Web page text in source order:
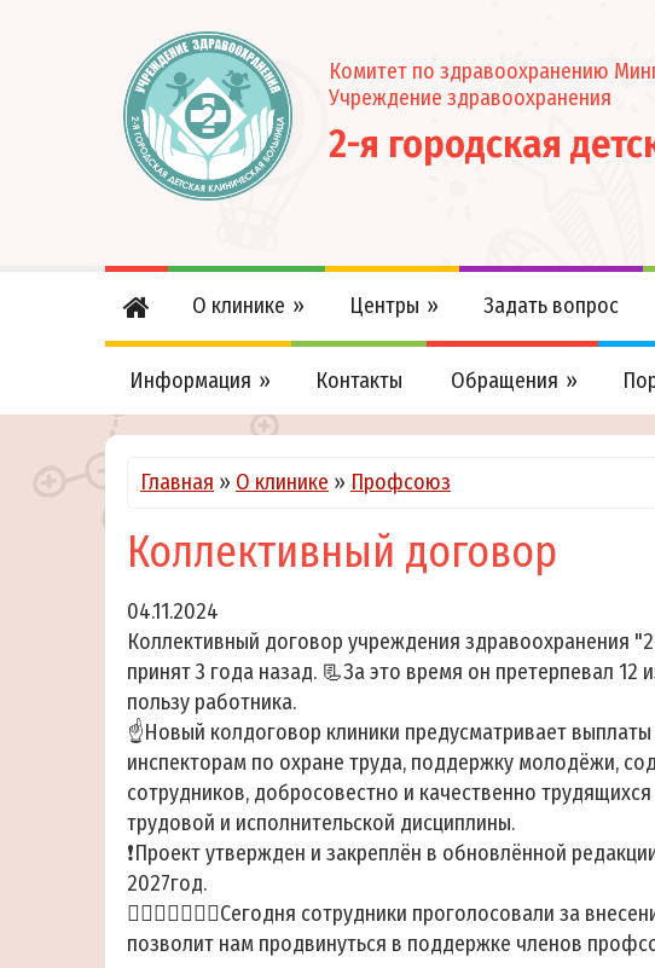
Комитет по здравоохранению
Учреждение здравоохранения
2-я городская
О клинике Центры Задать вопрос
Информация Контакты Обращения
Главная » О клинике » Профсоюз
Коллективный договор
04.11.2024
Коллективный договор учреждения здравоохранения
принят 3 года назад. 📃За это время он претерпевал
пользу работника.
☝️Новый колдоговор клиники предусматривает
инспекторам по охране труда, поддержку молодёжи,
сотрудников, добросовестно и качественно
трудовой и исполнительской дисциплины.
❗️Проект утвержден и закреплён в обновлённой
2027год.
🧑‍⚕️👩‍⚕️🧑🏻‍⚕️Сегодня сотрудники проголосовали за
позволит нам продвинуться в поддержке членов